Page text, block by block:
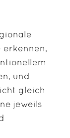
erkennen,
und
gleich
jeweils